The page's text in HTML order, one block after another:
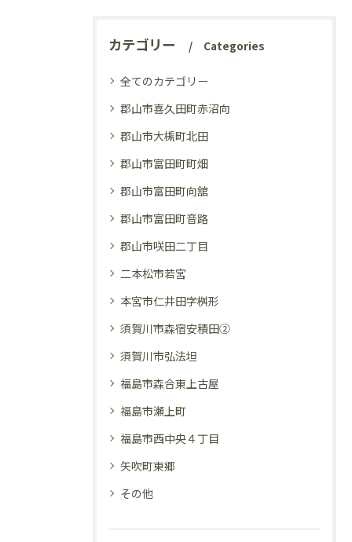
カテゴリー Categories
全てのカテゴリー
郡山市喜久田町赤沼向
郡山市大槻町北田
郡山市富田町町畑
郡山市富田町向舘
郡山市富田町音路
郡山市咲田二丁目
二本松市若宮
本宮市仁井田字桝形
須賀川市森宿安積田②
須賀川市弘法坦
福島市森合東上古屋
福島市瀬上町
福島市西中央４丁目
矢吹町東郷
その他